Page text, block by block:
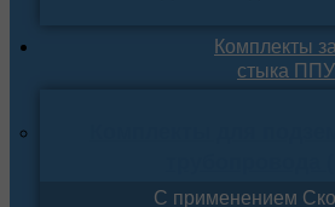
Комплекты
стыка ППУ
С применением